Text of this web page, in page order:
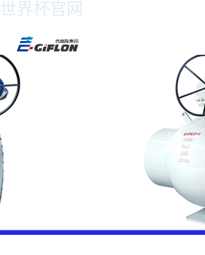
世界杯官网